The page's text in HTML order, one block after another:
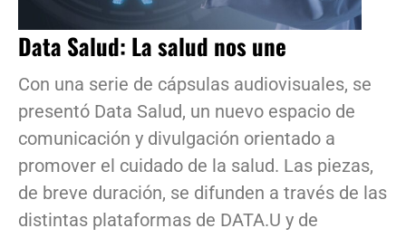
Data Salud: La salud nos une
Con una serie de cápsulas audiovisuales, se
presentó Data Salud, un nuevo espacio de
comunicación y divulgación orientado a
promover el cuidado de la salud. Las piezas,
de breve duración, se difunden a través de las
distintas plataformas de DATA.U y de